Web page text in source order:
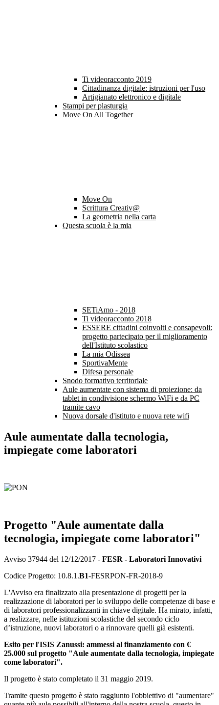
Ti videoracconto 2019
Cittadinanza digitale: istruzioni per l'uso
Artigianato elettronico e digitale
Stampi per plasturgia
Move On All Together
Move On
Scrittura Creativ@
La geometria nella carta
Questa scuola è la mia
SETiAmo - 2018
Ti videoracconto 2018
ESSERE cittadini coinvolti e consapevoli:
progetto partecipato per il miglioramento
dell'Istituto scolastico
La mia Odissea
SportivaMente
Difesa personale
Snodo formativo territoriale
Aule aumentate con sistema di proiezione: da
tablet in condivisione schermo WiFi e da PC
tramite cavo
Nuova dorsale d'istituto e nuova rete wifi
Aule aumentate dalla tecnologia,
impiegate come laboratori
Progetto "Aule aumentate dalla
tecnologia, impiegate come laboratori"
Avviso 37944 del 12/12/2017 - FESR - Laboratori Innovativi
Codice Progetto: 10.8.1.B1-FESRPON-FR-2018-9
L'Avviso era finalizzato alla presentazione di progetti per la
realizzazione di laboratori per lo sviluppo delle competenze di base e
di laboratori professionalizzanti in chiave digitale. Ha mirato, infatti,
a realizzare, nelle istituzioni scolastiche del secondo ciclo
d’istruzione, nuovi laboratori o a rinnovare quelli già esistenti.
Esito per l'ISIS Zanussi: ammessi al finanziamento con €
25.000 sul progetto "Aule aumentate dalla tecnologia, impiegate
come laboratori".
Il progetto è stato completato il 31 maggio 2019.
Tramite questo progetto è stato raggiunto l'obbiettivo di "aumentare"